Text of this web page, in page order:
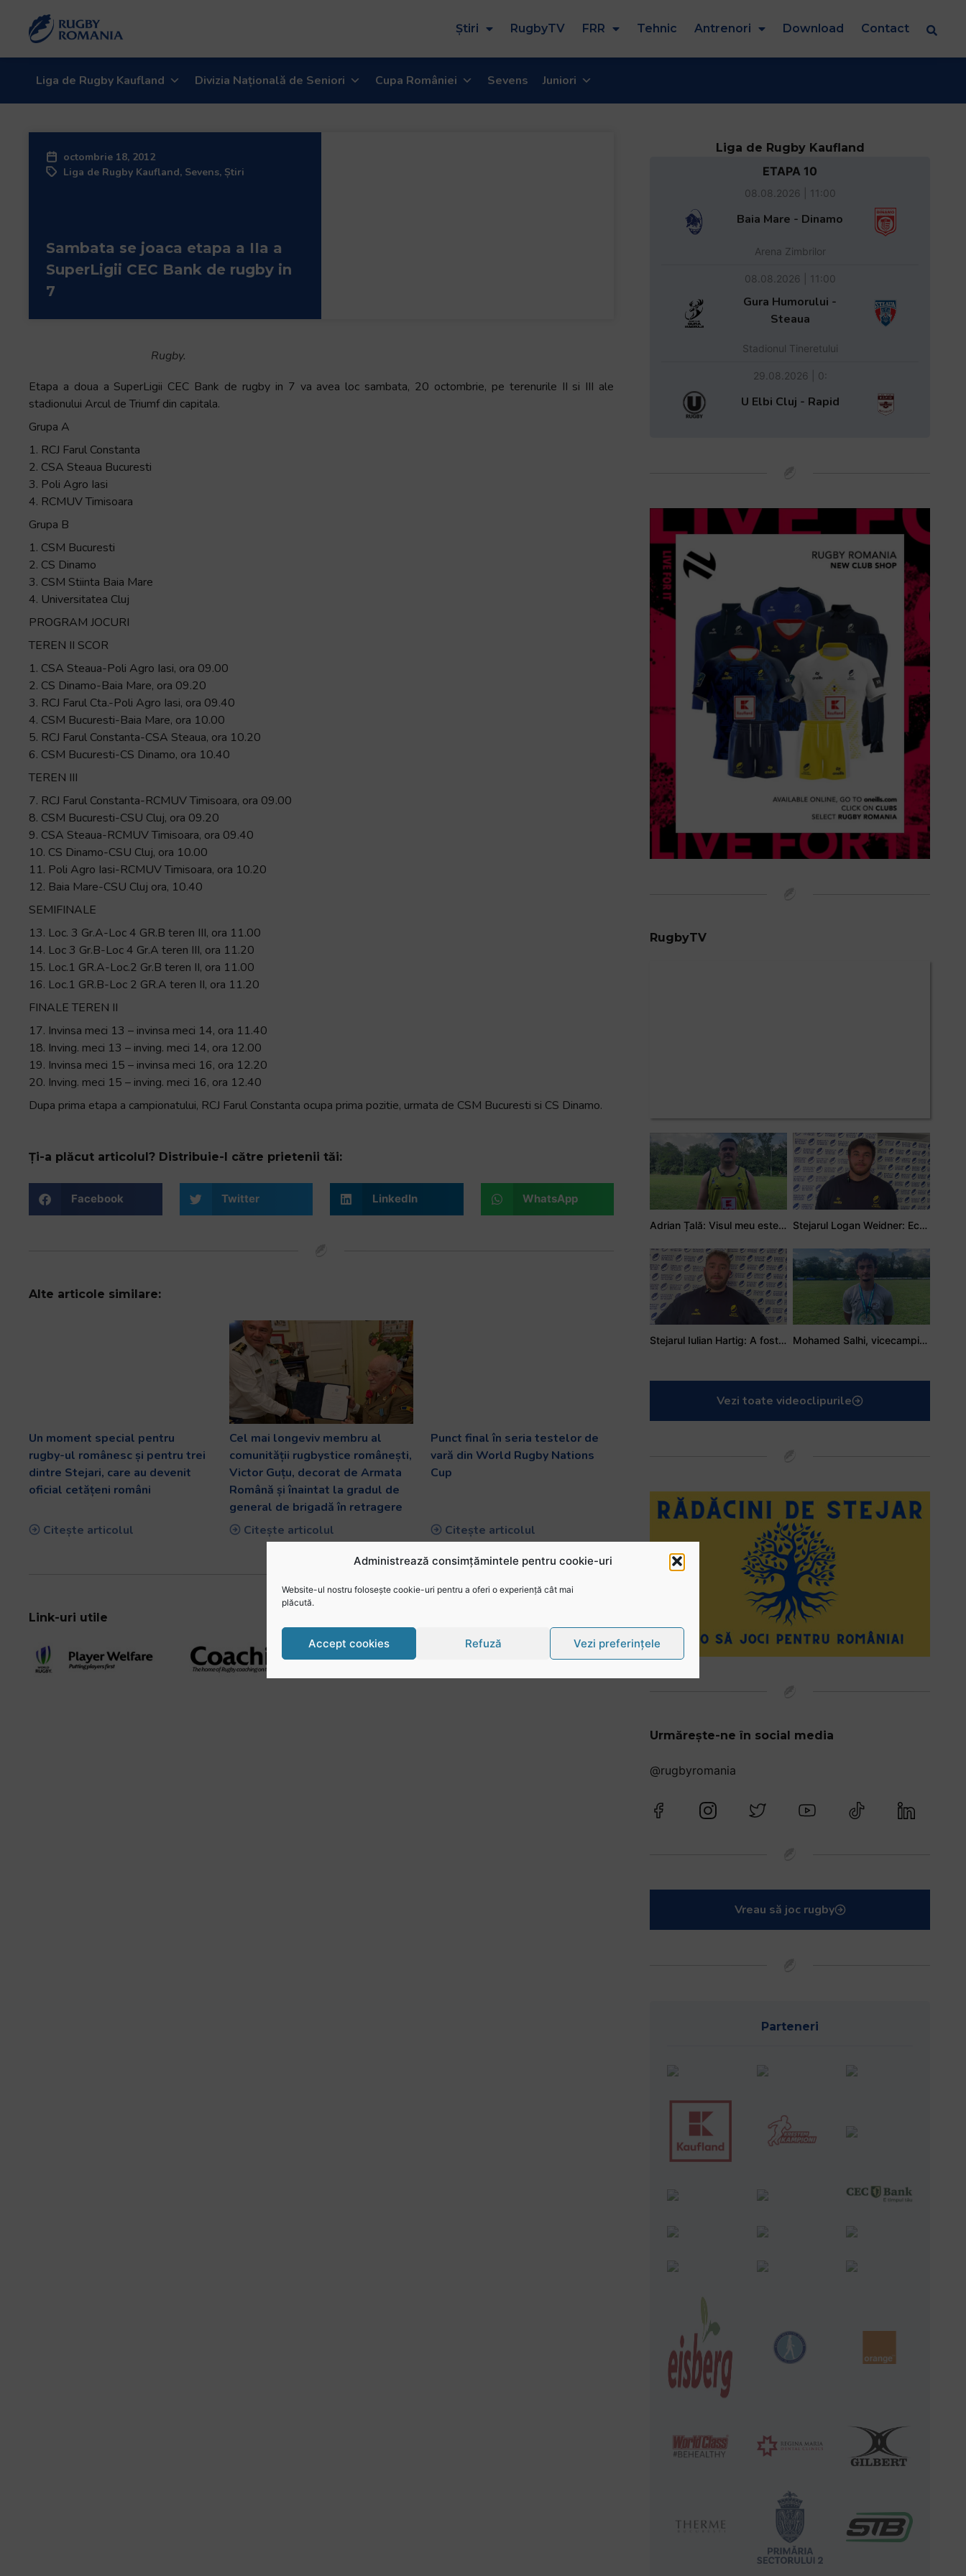
Administrează consimțămintele pentru cookie-uri
Website-ul nostru folosește cookie-uri pentru a oferi o experiență cât mai
plăcută.
Accept cookies Refuză Vezi preferințele
Știri RugbyTV FRR Tehnic Antrenori Download Contact
Liga de Rugby Kaufland Divizia Națională de Seniori Cupa României Sevens Juniori
octombrie 18, 2012
Liga de Rugby Kaufland, Sevens, Știri
Sambata se joaca etapa a IIa a
SuperLigii CEC Bank de rugby in
7
Rugby.
Etapa a doua a SuperLigii CEC Bank de rugby in 7 va avea loc sambata, 20 octombrie, pe terenurile II si III ale
stadionului Arcul de Triumf din capitala.
Grupa A
1. RCJ Farul Constanta
2. CSA Steaua Bucuresti
3. Poli Agro Iasi
4. RCMUV Timisoara
Grupa B
1. CSM Bucuresti
2. CS Dinamo
3. CSM Stiinta Baia Mare
4. Universitatea Cluj
PROGRAM JOCURI
TEREN II SCOR
1. CSA Steaua-Poli Agro Iasi, ora 09.00
2. CS Dinamo-Baia Mare, ora 09.20
3. RCJ Farul Cta.-Poli Agro Iasi, ora 09.40
4. CSM Bucuresti-Baia Mare, ora 10.00
5. RCJ Farul Constanta-CSA Steaua, ora 10.20
6. CSM Bucuresti-CS Dinamo, ora 10.40
TEREN III
7. RCJ Farul Constanta-RCMUV Timisoara, ora 09.00
8. CSM Bucuresti-CSU Cluj, ora 09.20
9. CSA Steaua-RCMUV Timisoara, ora 09.40
10. CS Dinamo-CSU Cluj, ora 10.00
11. Poli Agro Iasi-RCMUV Timisoara, ora 10.20
12. Baia Mare-CSU Cluj ora, 10.40
SEMIFINALE
13. Loc. 3 Gr.A-Loc 4 GR.B teren III, ora 11.00
14. Loc 3 Gr.B-Loc 4 Gr.A teren III, ora 11.20
15. Loc.1 GR.A-Loc.2 Gr.B teren II, ora 11.00
16. Loc.1 GR.B-Loc 2 GR.A teren II, ora 11.20
FINALE TEREN II
17. Invinsa meci 13 – invinsa meci 14, ora 11.40
18. Inving. meci 13 – inving. meci 14, ora 12.00
19. Invinsa meci 15 – invinsa meci 16, ora 12.20
20. Inving. meci 15 – inving. meci 16, ora 12.40
Dupa prima etapa a campionatului, RCJ Farul Constanta ocupa prima pozitie, urmata de CSM Bucuresti si CS Dinamo.
Ți-a plăcut articolul? Distribuie-l către prietenii tăi:
Facebook Twitter LinkedIn WhatsApp
Alte articole similare:
Un moment special pentru
rugby-ul românesc și pentru trei
dintre Stejari, care au devenit
oficial cetățeni români
Citește articolul
Cel mai longeviv membru al
comunității rugbystice românești,
Victor Guțu, decorat de Armata
Română și înaintat la gradul de
general de brigadă în retragere
Citește articolul
Punct final în seria testelor de
vară din World Rugby Nations
Cup
Citește articolul
Link-uri utile
Liga de Rugby Kaufland
ETAPA 10
08.08.2026 | 11:00
Baia Mare - Dinamo
Arena Zimbrilor
08.08.2026 | 11:00
Gura Humorului -
Steaua
Stadionul Tineretului
29.08.2026 | 0:
U Elbi Cluj - Rapid
RugbyTV
Adrian Țală: Visul meu este să debutez pentru România Stejarul Logan Weidner: Echipa a muncit mult, iar asta se va vedea în meciurile de la Nations Cup
Stejarul Iulian Hartig: A fost un turneu care a unit mai mult echipa Mohamed Salhi, vicecampion național juniori I: Rugby-ul te învață să accepți și înfrângerile
Vezi toate videoclipurile
Urmărește-ne în social media
@rugbyromania
Vreau să joc rugby
Parteneri